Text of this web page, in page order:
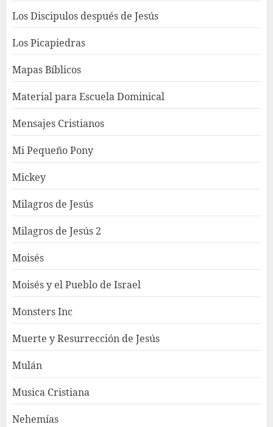
Los Discipulos después de Jesús
Los Picapiedras
Mapas Bíblicos
Material para Escuela Dominical
Mensajes Cristianos
Mi Pequeño Pony
Mickey
Milagros de Jesús
Milagros de Jesús 2
Moisés
Moisés y el Pueblo de Israel
Monsters Inc
Muerte y Resurrección de Jesús
Mulán
Musica Cristiana
Nehemías